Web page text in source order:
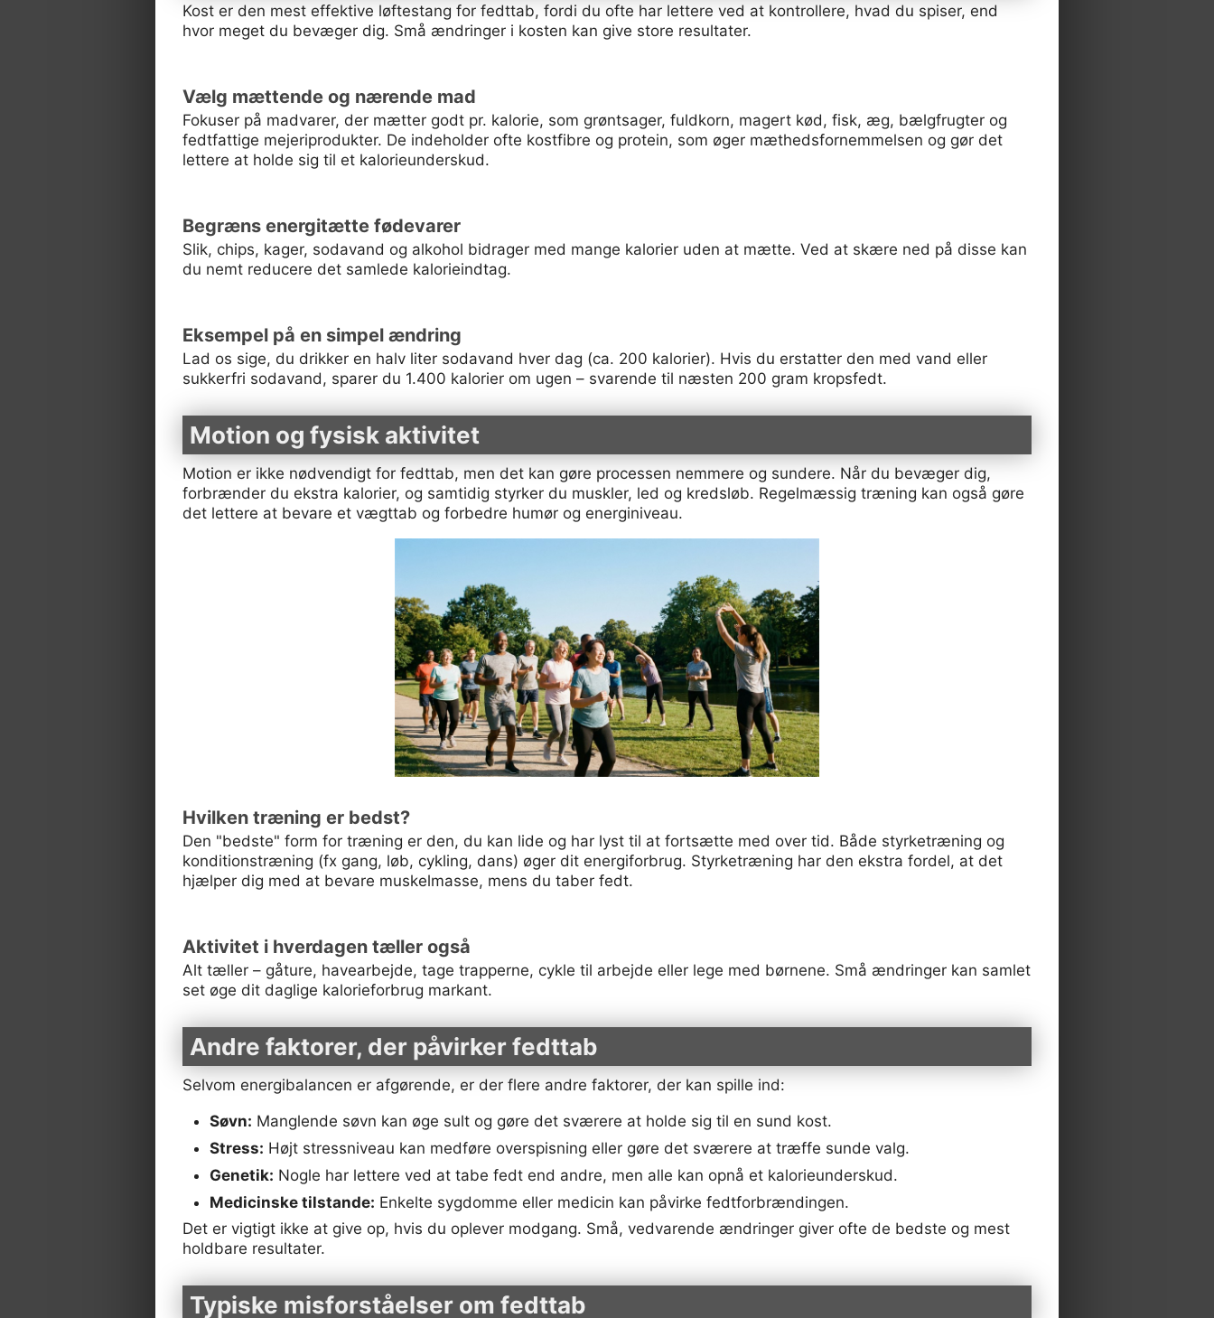
Kost er den mest effektive løftestang for fedttab, fordi du ofte har lettere ved at kontrollere, hvad du spiser, end
hvor meget du bevæger dig. Små ændringer i kosten kan give store resultater.
Vælg mættende og nærende mad
Fokuser på madvarer, der mætter godt pr. kalorie, som grøntsager, fuldkorn, magert kød, fisk, æg, bælgfrugter og
fedtfattige mejeriprodukter. De indeholder ofte kostfibre og protein, som øger mæthedsfornemmelsen og gør det
lettere at holde sig til et kalorieunderskud.
Begræns energitætte fødevarer
Slik, chips, kager, sodavand og alkohol bidrager med mange kalorier uden at mætte. Ved at skære ned på disse kan
du nemt reducere det samlede kalorieindtag.
Eksempel på en simpel ændring
Lad os sige, du drikker en halv liter sodavand hver dag (ca. 200 kalorier). Hvis du erstatter den med vand eller
sukkerfri sodavand, sparer du 1.400 kalorier om ugen – svarende til næsten 200 gram kropsfedt.
Motion og fysisk aktivitet
Motion er ikke nødvendigt for fedttab, men det kan gøre processen nemmere og sundere. Når du bevæger dig,
forbrænder du ekstra kalorier, og samtidig styrker du muskler, led og kredsløb. Regelmæssig træning kan også gøre
det lettere at bevare et vægttab og forbedre humør og energiniveau.
Hvilken træning er bedst?
Den "bedste" form for træning er den, du kan lide og har lyst til at fortsætte med over tid. Både styrketræning og
konditionstræning (fx gang, løb, cykling, dans) øger dit energiforbrug. Styrketræning har den ekstra fordel, at det
hjælper dig med at bevare muskelmasse, mens du taber fedt.
Aktivitet i hverdagen tæller også
Alt tæller – gåture, havearbejde, tage trapperne, cykle til arbejde eller lege med børnene. Små ændringer kan samlet
set øge dit daglige kalorieforbrug markant.
Andre faktorer, der påvirker fedttab
Selvom energibalancen er afgørende, er der flere andre faktorer, der kan spille ind:
Søvn: Manglende søvn kan øge sult og gøre det sværere at holde sig til en sund kost.
Stress: Højt stressniveau kan medføre overspisning eller gøre det sværere at træffe sunde valg.
Genetik: Nogle har lettere ved at tabe fedt end andre, men alle kan opnå et kalorieunderskud.
Medicinske tilstande: Enkelte sygdomme eller medicin kan påvirke fedtforbrændingen.
Det er vigtigt ikke at give op, hvis du oplever modgang. Små, vedvarende ændringer giver ofte de bedste og mest
holdbare resultater.
Typiske misforståelser om fedttab